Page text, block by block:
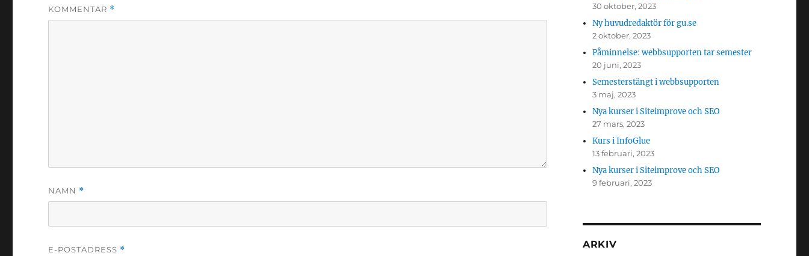
KOMMENTAR *
NAMN *
E-POSTADRESS *
30 oktober, 2023
Ny huvudredaktör för gu.se
2 oktober, 2023
Påminnelse: webbsupporten tar semester
20 juni, 2023
Semesterstängt i webbsupporten
3 maj, 2023
Nya kurser i Siteimprove och SEO
27 mars, 2023
Kurs i InfoGlue
13 februari, 2023
Nya kurser i Siteimprove och SEO
9 februari, 2023
ARKIV